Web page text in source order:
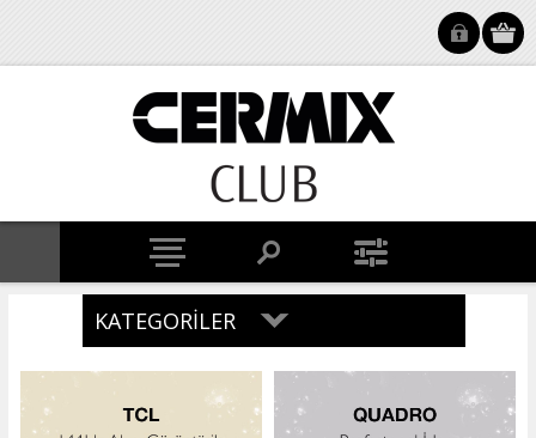
KATEGORILER